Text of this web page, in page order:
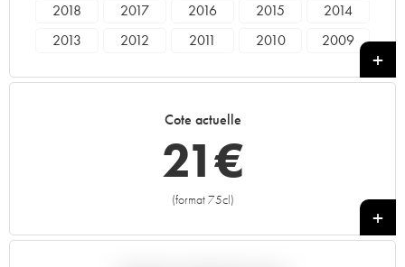
2018 2017 2016 2015
2014
2013
2012 2011 2010
2009
Cote actuelle
21€
(format 75cl)
+